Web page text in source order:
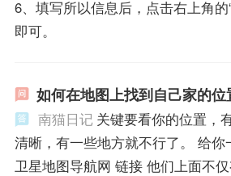
6、填写所以信息后，点击右上角的
即可。
如何在地图上找到自己家的位
南猫日记 关键要看你的位置，
清晰，有一些地方就不行了。 给你
卫星地图导航网 链接 他们上面不